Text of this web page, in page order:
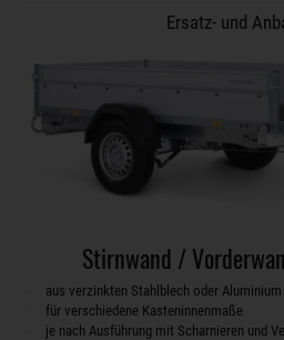
Ersatz- und
Stirnwand /
aus verzinkten Stahlblech oder Aluminium
für verschiedene Kasteninnenmaße
je nach Ausführung mit Scharnieren und